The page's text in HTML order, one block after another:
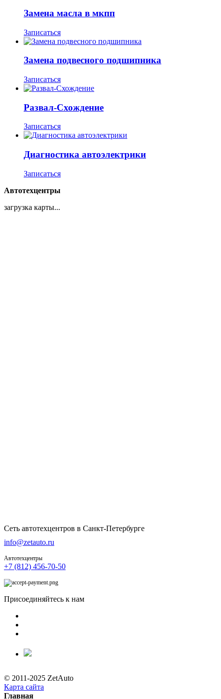
Замена масла в мкпп
Записаться
Замена подвесного подшипника
Записаться
Развал-Схождение
Записаться
Диагностика автоэлектрики
Записаться
Автотехцентры
загрузка карты...
Сеть автотехцентров в Санкт-Петербурге
info@zetauto.ru
Автотехцентры
+7 (812) 456-70-50
Присоединяйтесь к нам
© 2011-2025 ZetAuto
Карта сайта
Главная